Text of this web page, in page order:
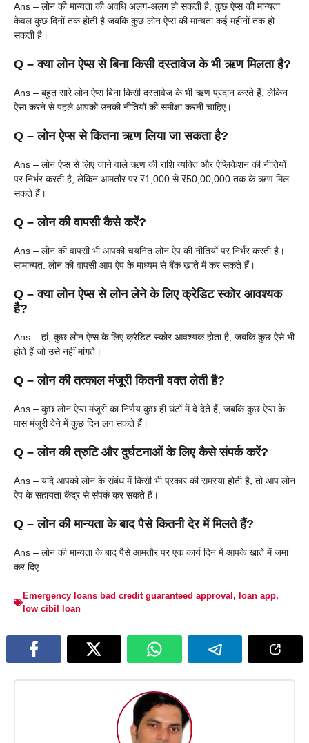
Ans – लोन की मान्यता की अवधि अलग-अलग हो सकती है, कुछ ऐप्स की मान्यता
केवल कुछ दिनों तक होती है जबकि कुछ लोन ऐप्स की मान्यता कई महीनों तक हो
सकती है।
Q –क्या लोन ऐप्स से बिना किसी दस्तावेज के भी ऋण मिलता है?
Ans – बहुत सारे लोन ऐप्स बिना किसी दस्तावेज के भी ऋण प्रदान करते हैं, लेकिन
ऐसा करने से पहले आपको उनकी नीतियों की समीक्षा करनी चाहिए।
Q –लोन ऐप्स से कितना ऋण लिया जा सकता है?
Ans – लोन ऐप्स से लिए जाने वाले ऋण की राशि व्यक्ति और ऐप्लिकेशन की नीतियों
पर निर्भर करती है, लेकिन आमतौर पर ₹1,000 से ₹50,00,000 तक के ऋण मिल
सकते हैं।
Q –लोन की वापसी कैसे करें?
Ans – लोन की वापसी भी आपकी चयनित लोन ऐप की नीतियों पर निर्भर करती है।
सामान्यत: लोन की वापसी आप ऐप के माध्यम से बैंक खाते में कर सकते हैं।
Q –क्या लोन ऐप्स से लोन लेने के लिए क्रेडिट स्कोर आवश्यक
है?
Ans – हां, कुछ लोन ऐप्स के लिए क्रेडिट स्कोर आवश्यक होता है, जबकि कुछ ऐसे भी
होते हैं जो उसे नहीं मांगते।
Q –लोन की तत्काल मंजूरी कितनी वक्त लेती है?
Ans – कुछ लोन ऐप्स मंजूरी का निर्णय कुछ ही घंटों में दे देते हैं, जबकि कुछ ऐप्स के
पास मंजूरी देने में कुछ दिन लग सकते हैं।
Q –लोन की त्रुटि और दुर्घटनाओं के लिए कैसे संपर्क करें?
Ans – यदि आपको लोन के संबंध में किसी भी प्रकार की समस्या होती है, तो आप लोन
ऐप के सहायता केंद्र से संपर्क कर सकते हैं।
Q –लोन की मान्यता के बाद पैसे कितनी देर में मिलते हैं?
Ans – लोन की मान्यता के बाद पैसे आमतौर पर एक कार्य दिन में आपके खाते में जमा
कर दिए
Emergency loans bad credit guaranteed approval , loan app,
low cibil loan